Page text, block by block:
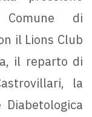
di
il Lions Club
il reparto di
la